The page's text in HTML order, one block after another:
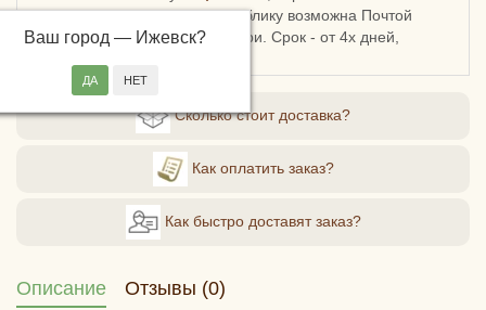
Ваш город — Ижевск?
Доставка в Удмуртскую республику возможна Почтой
России, СДЭКом или Боксберри. Срок - от 4х дней,
Сколько стоит доставка?
Как оплатить заказ?
Как быстро доставят заказ?
Описание Отзывы (0)